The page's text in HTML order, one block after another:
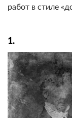
работ в стиле
1.